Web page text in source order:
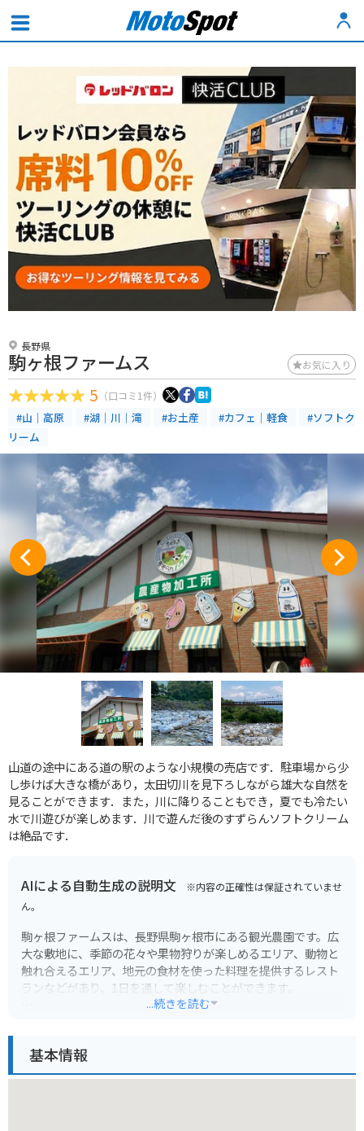
長野県
駒ヶ根ファームス お気に入り
5 （口コミ1件）
#山｜高原 #湖｜川｜滝 #お土産 #カフェ｜軽食
#ソフトク
リーム
山道の途中にある道の駅のような小規模の売店です．駐車場から少
し歩けば大きな橋があり，太田切川を見下ろしながら雄大な自然を
見ることができます．また，川に降りることもでき，夏でも冷たい
水で川遊びが楽しめます．川で遊んだ後のすずらんソフトクリーム
は絶品です．
AIによる自動生成の説明文 ※内容の正確性は保証されていませ
ん。
駒ヶ根ファームスは、長野県駒ヶ根市にある観光農園です。広
大な敷地に、季節の花々や果物狩りが楽しめるエリア、動物と
触れ合えるエリア、地元の食材を使った料理を提供するレスト
ランなどがあり、1日を通して楽しむことができます。
物と触れ合えるエリアもあり、小さなお子様連れにもおすすめ
です。レストランでは、地元で採れた新鮮な野菜を使った料理
...続きを読む
基本情報